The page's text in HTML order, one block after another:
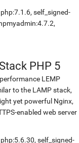
self_signed-
PHP 5
LEMP
to the LAMP stack,
yet powerful Nginx,
enabled web server
self_signed-